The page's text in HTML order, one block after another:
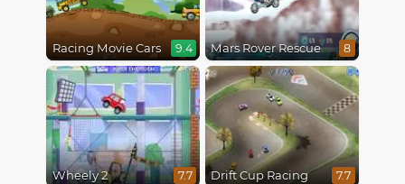
Racing Movie Cars 9.4 Mars Rover Rescue 8
Wheely 2 7.7 Drift Cup Racing 7.7